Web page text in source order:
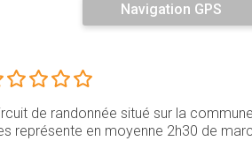
Navigation GPS
de randonnée situé sur la
représente en moyenne 2h30 de